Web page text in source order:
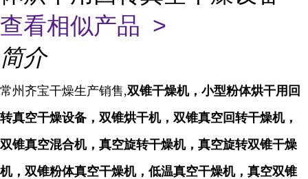
查看相似产品 >
简介
常州齐宝干燥生产销售,双锥干燥机，小型粉体烘干用回
转真空干燥设备，双锥烘干机，双锥真空回转干燥机，
双锥真空混合机，真空旋转干燥机，真空旋转双锥干燥
机，双锥粉体真空干燥机，低温真空干燥机，真空双锥